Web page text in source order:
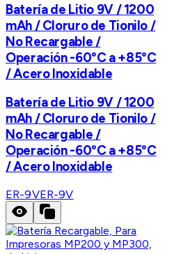
Batería de Litio 9V / 1200
mAh / Cloruro de Tionilo /
No Recargable /
Operación -60°C a +85°C
/ Acero Inoxidable
Batería de Litio 9V / 1200
mAh / Cloruro de Tionilo /
No Recargable /
Operación -60°C a +85°C
/ Acero Inoxidable
ER-9VER-9V